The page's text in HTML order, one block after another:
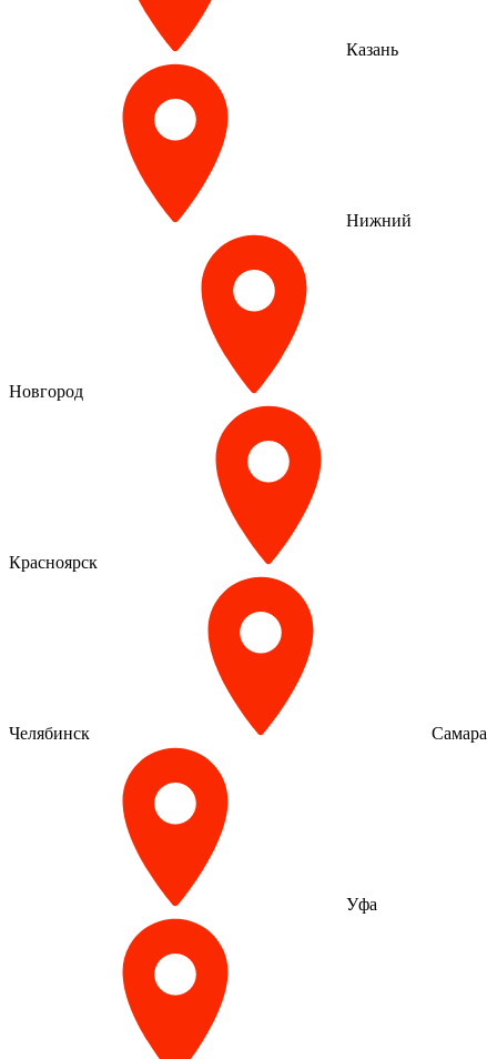
Казань
Нижний
Новгород
Красноярск
Челябинск Самара
Уфа